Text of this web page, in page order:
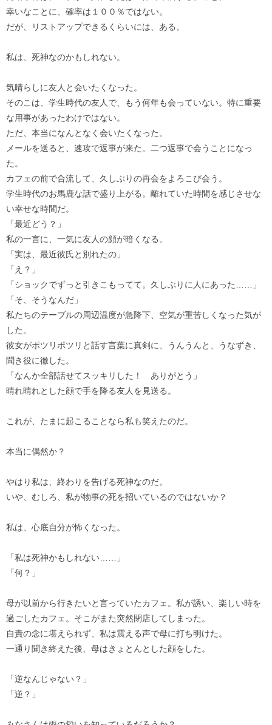
幸いなことに、確率は１００％ではない。
だが、リストアップできるくらいには、ある。
私は、死神なのかもしれない。
気晴らしに友人と会いたくなった。
そのこは、学生時代の友人で、もう何年も会っていない。特に重要
な用事があったわけではない。
ただ、本当になんとなく会いたくなった。
メールを送ると、速攻で返事が来た。二つ返事で会うことになっ
た。
カフェの前で合流して、久しぶりの再会をよろこび会う。
学生時代のお馬鹿な話で盛り上がる。離れていた時間を感じさせな
い幸せな時間だ。
「最近どう？」
私の一言に、一気に友人の顔が暗くなる。
「実は、最近彼氏と別れたの」
「え？」
「ショックでずっと引きこもってて。久しぶりに人にあった……」
「そ、そうなんだ」
私たちのテーブルの周辺温度が急降下、空気が重苦しくなった気が
した。
彼女がポツリポツリと話す言葉に真剣に、うんうんと、うなずき、
聞き役に徹した。
「なんか全部話せてスッキリした！ ありがとう」
晴れ晴れとした顔で手を降る友人を見送る。
これが、たまに起こることなら私も笑えたのだ。
本当に偶然か？
やはり私は、終わりを告げる死神なのだ。
いや、むしろ、私が物事の死を招いているのではないか？
私は、心底自分が怖くなった。
「私は死神かもしれない……」
「何？」
母が以前から行きたいと言っていたカフェ。私が誘い、楽しい時を
過ごしたカフェ。そこがまた突然閉店してしまった。
自責の念に堪えられず、私は震える声で母に打ち明けた。
一通り聞き終えた後、母はきょとんとした顔をした。
「逆なんじゃない？」
「逆？」